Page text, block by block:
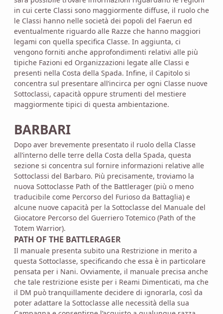
in cui certe Classi sono maggiormente diffuse, il ruolo che
le Classi hanno nelle società dei popoli del Faerun ed
eventualmente riguardo alle Razze che hanno maggiori
legami con quella specifica Classe. In aggiunta, ci
vengono forniti anche approfondimenti relativi alle più
tipiche Fazioni ed Organizzazioni legate alle Classi e
presenti nella Costa della Spada. Infine, il Capitolo si
concentra sul presentare all’incirca per ogni Classe nuove
Sottoclassi, capacità oppure strumenti del mestiere
maggiormente tipici di questa ambientazione.
BARBARI
Dopo aver brevemente presentato il ruolo della Classe
all’interno delle terre della Costa della Spada, questa
sezione si concentra sul fornire informazioni relative alle
Sottoclassi del Barbaro. Più precisamente, troviamo la
nuova Sottoclasse Path of the Battlerager (più o meno
traducibile come Percorso del Furioso da Battaglia) e
alcune nuove capacità per la Sottoclasse del Manuale del
Giocatore Percorso del Guerriero Totemico (Path of the
Totem Warrior).
PATH OF THE BATTLERAGER
Il manuale presenta subito una Restrizione in merito a
questa Sottoclasse, specificando che essa è in particolare
pensata per i Nani. Ovviamente, il manuale precisa anche
che tale restrizione esiste per i Reami Dimenticati, ma che
il DM può tranquillamente decidere di ignorarla, così da
poter adattare la Sottoclasse alle necessità della sua